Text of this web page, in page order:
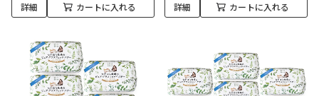
詳細 カートに入れる 詳細 カートに入れる